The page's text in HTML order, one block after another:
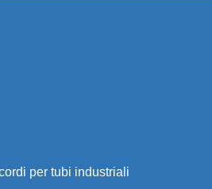
per tubi industriali